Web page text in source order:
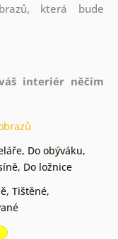
která bude
interiér něčím
, Do obýváku,
, Do ložnice
, Tištěné,